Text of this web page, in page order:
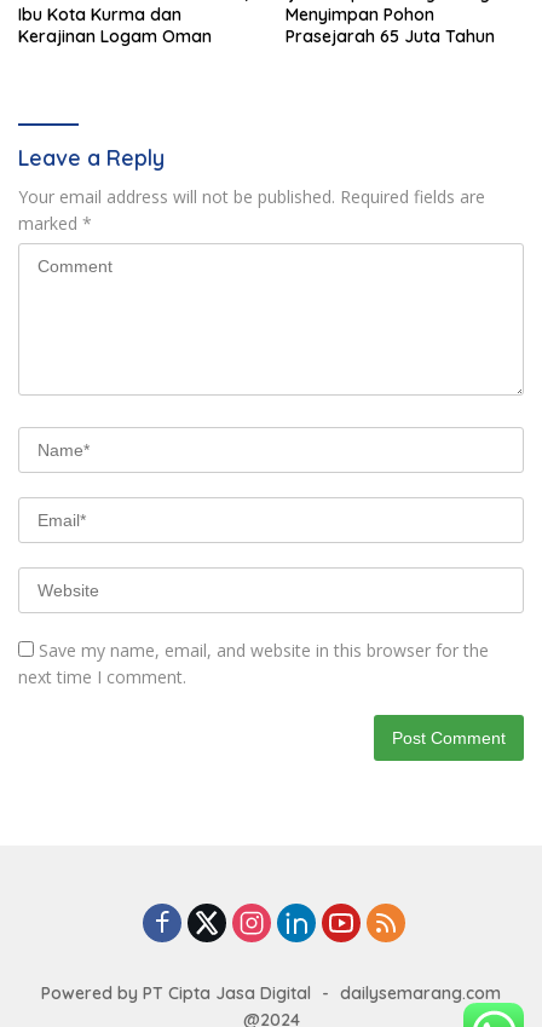
Ibu Kota Kurma dan
Kerajinan Logam Oman
Menyimpan Pohon
Prasejarah 65 Juta Tahun
Leave a Reply
Your email address will not be published. Required fields are
marked *
Save my name, email, and website in this browser for the
next time I comment.
Powered by PT Cipta Jasa Digital - dailysemarang.com
@2024